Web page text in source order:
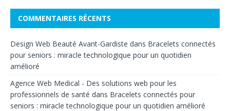
COMMENTAIRES RÉCENTS
Design Web Beauté Avant-Gardiste dans Bracelets connectés
pour seniors : miracle technologique pour un quotidien
amélioré
Agence Web Medical - Des solutions web pour les
professionnels de santé dans Bracelets connectés pour
seniors : miracle technologique pour un quotidien amélioré